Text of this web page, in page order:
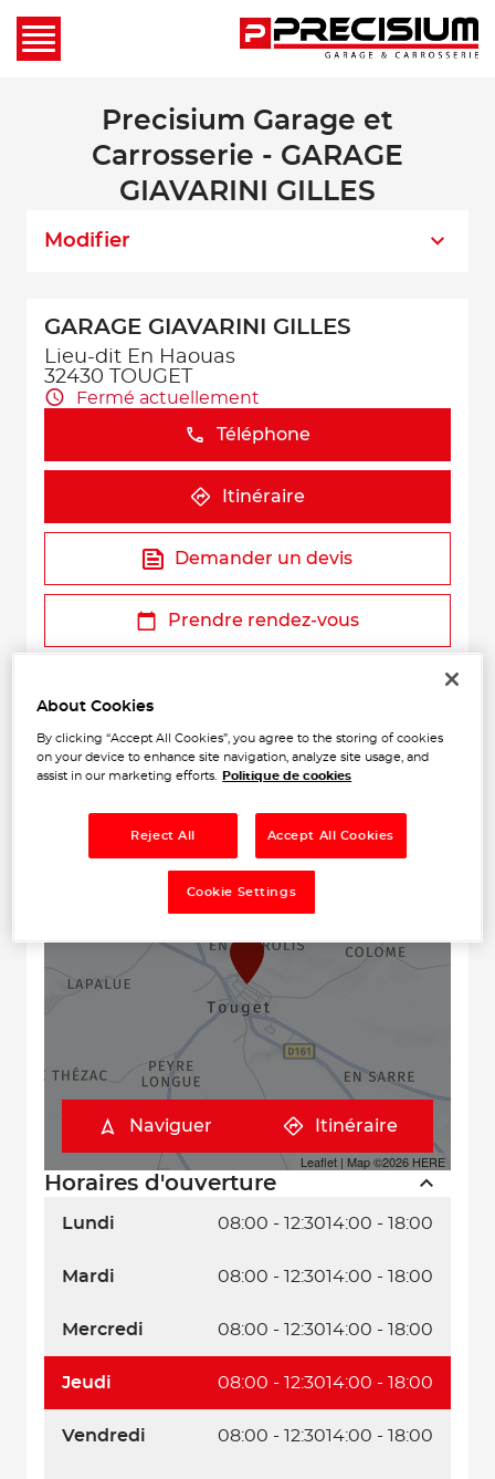
Precisium Garage et
Carrosserie - GARAGE
GIAVARINI GILLES
Modifier
GARAGE GIAVARINI GILLES
Lieu-dit En Haouas
32430 TOUGET
Fermé actuellement
Téléphone
Itinéraire
Demander un devis
Prendre rendez-vous
Horaires d'ouverture
Lundi 08:00 - 12:3014:00 - 18:00
Mardi 08:00 - 12:3014:00 - 18:00
Mercredi 08:00 - 12:3014:00 - 18:00
Jeudi 08:00 - 12:3014:00 - 18:00
Vendredi 08:00 - 12:3014:00 - 18:00
Leaflet | Map ©2026 HERE
Naviguer Itinéraire
About Cookies
By clicking “Accept All Cookies”, you agree to the storing of cookies
on your device to enhance site navigation, analyze site usage, and
assist in our marketing efforts.
Politique de cookies
Reject All Accept All Cookies
Cookie Settings